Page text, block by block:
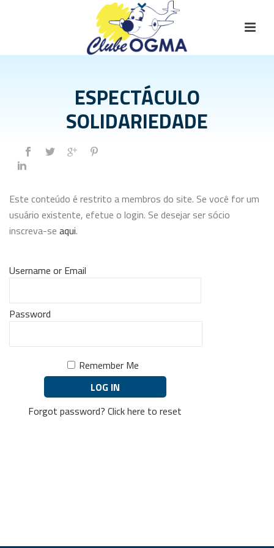
ESPECTÁCULO
SOLIDARIEDADE
Este conteúdo é restrito a membros do site. Se você for um
usuário existente, efetue o login. Se desejar ser sócio
inscreva-se aqui.
Username or Email
Password
Remember Me
Forgot password?Click here to reset